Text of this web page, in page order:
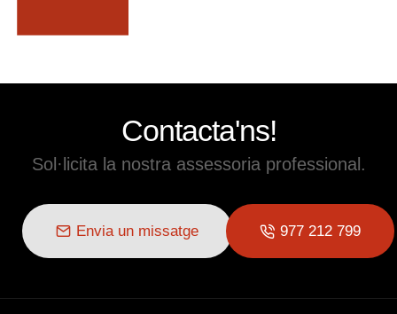
Contacta'ns!
Sol·licita la nostra assessoria professional.
Envia un missatge 977 212 799